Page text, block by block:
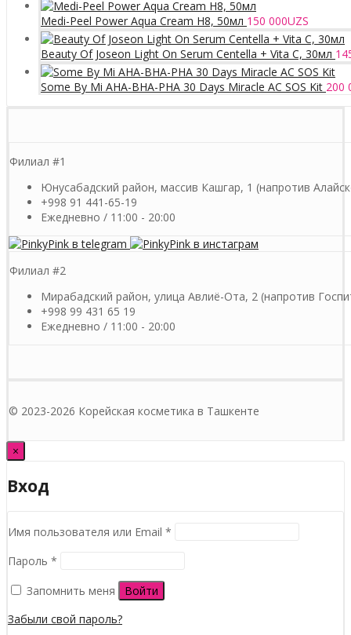
Medi-Peel Power Aqua Cream H8, 50мл 150 000UZS
Beauty Of Joseon Light On Serum Centella + Vita C, 30мл
Some By Mi AHA-BHA-PHA 30 Days Miracle AC SOS Kit 200
Филиал #1
Юнусабадский район, массив Кашгар, 1 (напротив
+998 91 441-65-19
Ежедневно / 11:00 - 20:00
Филиал #2
Мирабадский район, улица Авлиё-Ота, 2 (напротив
+998 99 431 65 19
Ежедневно / 11:00 - 20:00
© 2023-2026 Корейская косметика в Ташкенте
×
Вход
Имя пользователя или Email *
Пароль *
Запомнить меня
Войти
Забыли свой пароль?